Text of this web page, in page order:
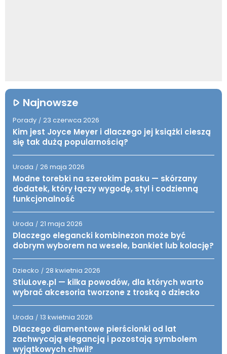
Najnowsze
Porady / 23 czerwca 2026
Kim jest Joyce Meyer i dlaczego jej książki cieszą
się tak dużą popularnością?
Uroda / 26 maja 2026
Modne torebki na szerokim pasku — skórzany
dodatek, który łączy wygodę, styl i codzienną
funkcjonalność
Uroda / 21 maja 2026
Dlaczego elegancki kombinezon może być
dobrym wyborem na wesele, bankiet lub kolację?
Dziecko / 28 kwietnia 2026
StiuLove.pl — kilka powodów, dla których warto
wybrać akcesoria tworzone z troską o dziecko
Uroda / 13 kwietnia 2026
Dlaczego diamentowe pierścionki od lat
zachwycają elegancją i pozostają symbolem
wyjątkowych chwil?